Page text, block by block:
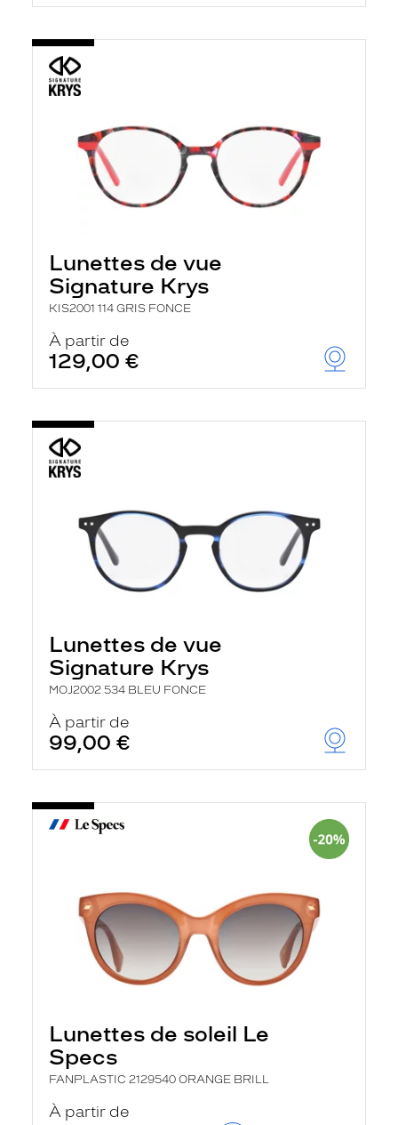
Lunettes de vue
Signature Krys
KIS2001 114 GRIS FONCE
À partir de
129,00 €
Lunettes de vue
Signature Krys
MOJ2002 534 BLEU FONCE
À partir de
99,00 €
Lunettes de soleil Le
Specs
FANPLASTIC 2129540 ORANGE BRILL
À partir de